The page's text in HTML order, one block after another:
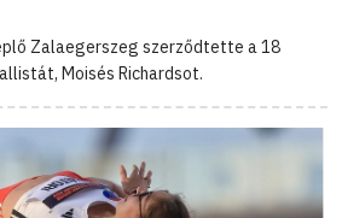
Zalaegerszeg szerződtette a 18
Moisés Richardsot.